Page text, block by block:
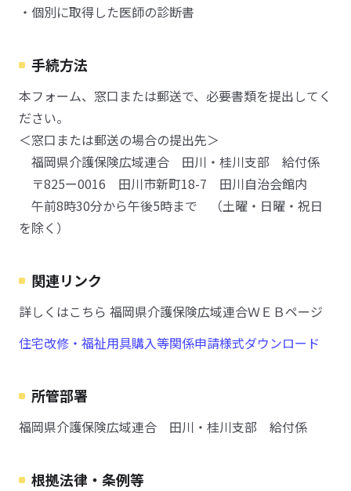
・個別に取得した医師の診断書
手続方法
本フォーム、窓口または郵送で、必要書類を提出してく
ださい。
＜窓口または郵送の場合の提出先＞
福岡県介護保険広域連合 田川・桂川支部 給付係
〒825ー0016 田川市新町18-7 田川自治会館内
午前8時30分から午後5時まで （土曜・日曜・祝日
を除く）
関連リンク
詳しくはこちら 福岡県介護保険広域連合ＷＥＢページ
住宅改修・福祉用具購入等関係申請様式ダウンロード
所管部署
福岡県介護保険広域連合 田川・桂川支部 給付係
根拠法律・条例等